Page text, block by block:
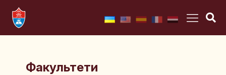
Факультети